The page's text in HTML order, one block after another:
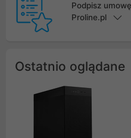
Podpisz
Proline.pl
Ostatnio oglądane